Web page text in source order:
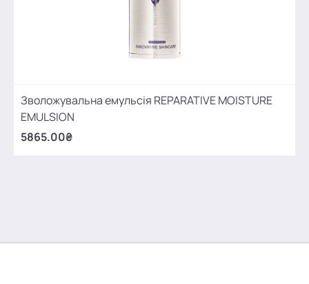
Зволожувальна емульсія REPARATIVE MOISTURE
EMULSION
5865.00₴